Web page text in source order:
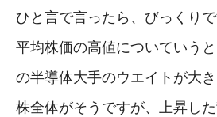
ひと言で言ったら、びっくり
平均株価の高値についていう
の半導体大手のウエイトが大
株全体がそうですが、上昇し